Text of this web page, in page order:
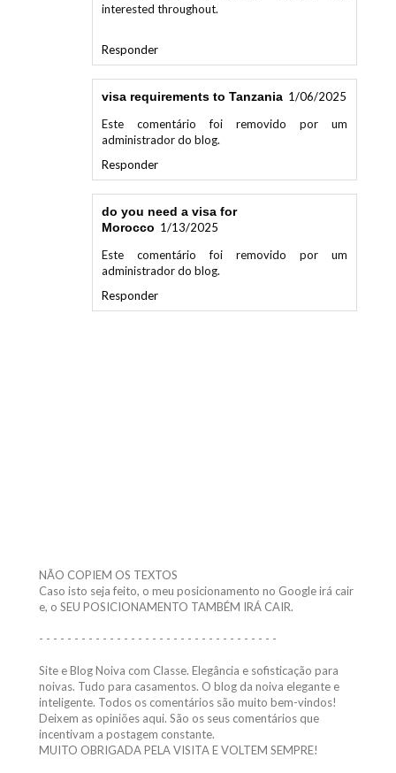
visa requirements to Tanzania 1/06/2025
Este comentário foi removido por um
administrador do blog.
Responder
do you need a visa for
Morocco 1/13/2025
administrador do blog.
Responder
Caso isto seja feito, o meu posicionamento no Google irá cair
e, o SEU POSICIONAMENTO TAMBÉM IRÁ CAIR.
noivas. Tudo para casamentos. O blog da noiva elegante e
inteligente. Todos os comentários são muito bem-vindos!
Deixem as opiniões aqui. São os seus comentários que
incentivam a postagem constante.
MUITO OBRIGADA PELA VISITA E VOLTEM SEMPRE!